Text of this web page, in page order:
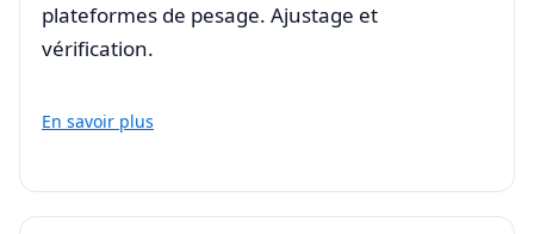
plateformes de pesage. Ajustage et
vérification.
En savoir plus